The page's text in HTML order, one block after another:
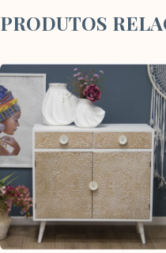
PRODUTOS